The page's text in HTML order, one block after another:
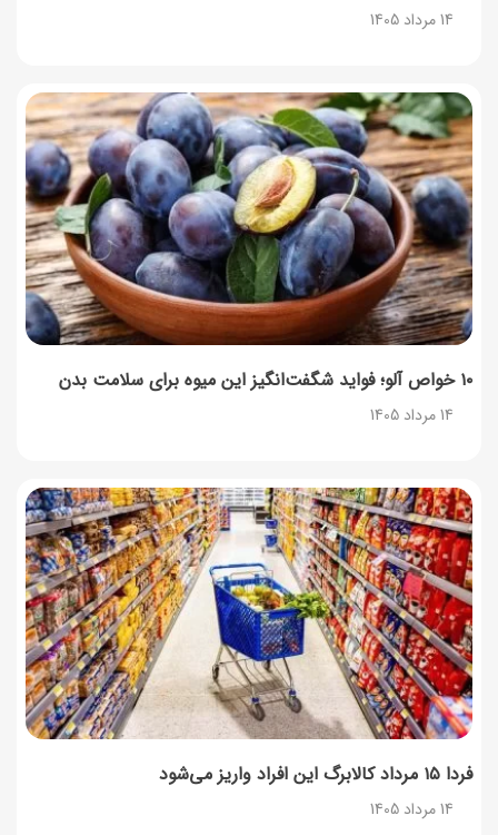
14 مرداد 1405
۱۰ خواص آلو؛ فواید شگفت‌انگیز این میوه برای سلامت بدن
14 مرداد 1405
فردا ۱۵ مرداد کالابرگ این افراد واریز می‌شود
14 مرداد 1405